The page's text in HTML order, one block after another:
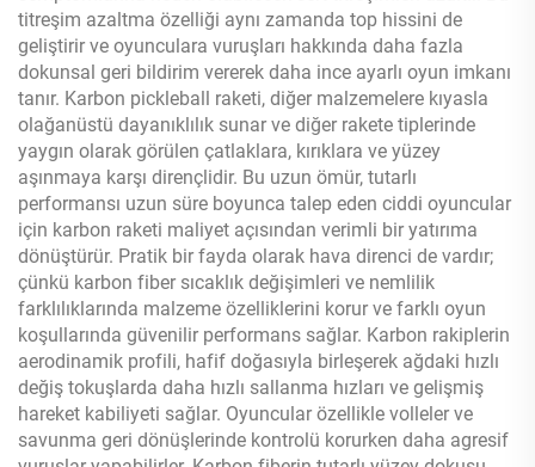
titreşim azaltma özelliği aynı zamanda top hissini de
geliştirir ve oyunculara vuruşları hakkında daha fazla
dokunsal geri bildirim vererek daha ince ayarlı oyun imkanı
tanır. Karbon pickleball raketi, diğer malzemelere kıyasla
olağanüstü dayanıklılık sunar ve diğer rakete tiplerinde
yaygın olarak görülen çatlaklara, kırıklara ve yüzey
aşınmaya karşı dirençlidir. Bu uzun ömür, tutarlı
performansı uzun süre boyunca talep eden ciddi oyuncular
için karbon raketi maliyet açısından verimli bir yatırıma
dönüştürür. Pratik bir fayda olarak hava direnci de vardır;
çünkü karbon fiber sıcaklık değişimleri ve nemlilik
farklılıklarında malzeme özelliklerini korur ve farklı oyun
koşullarında güvenilir performans sağlar. Karbon rakiplerin
aerodinamik profili, hafif doğasıyla birleşerek ağdaki hızlı
değiş tokuşlarda daha hızlı sallanma hızları ve gelişmiş
hareket kabiliyeti sağlar. Oyuncular özellikle volleler ve
savunma geri dönüşlerinde kontrolü korurken daha agresif